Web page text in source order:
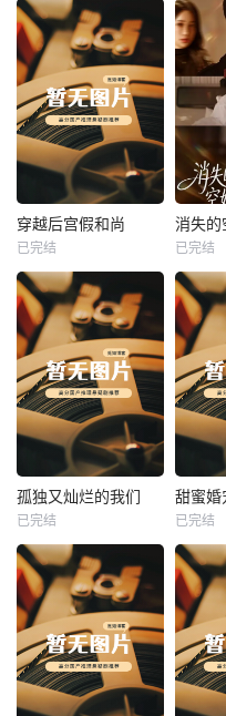
未知 未知
热播
未知
穿越后宫假和尚
已完结
热播
未知
消失的
已完结
热播
未知
孤独又灿烂的我们
已完结
热播
未知
已完结